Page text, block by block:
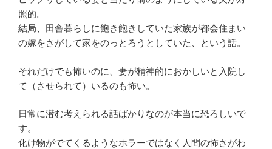
照的。
結局、田舎暮らしに飽き飽きしていた家族が都会住まい
の嫁をさがして家をのっとろうとしていた、という話。
それだけでも怖いのに、妻が精神的におかしいと入院し
て（させられて）いるのも怖い。
日常に潜む考えられる話ばかりなのが本当に恐ろしいで
す。
化け物がでてくるようなホラーではなく人間の怖さがわ